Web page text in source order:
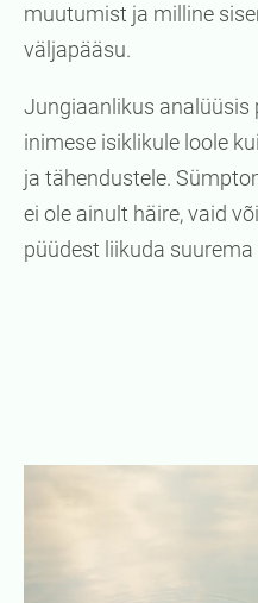
muutumist ja milline
väljapääsu.
Jungiaanlikus analüüsis
inimese isiklikule loole
ja tähendustele.
ei ole ainult häire, vaid
püüdest liikuda